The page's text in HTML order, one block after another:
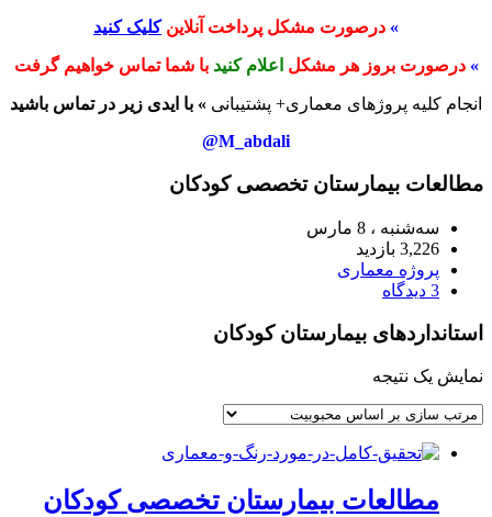
» درصورت مشکل پرداخت آنلاینکلیک کنید
» درصورت بروز هر مشکل اعلام کنید با شما تماس خواهیم گرفت
انجام کلیه پروژهای معماری+ پشتیبانی » با ایدی زیر در تماس باشید
M_abdali@
مطالعات بیمارستان تخصصی کودکان
سه‌شنبه ، 8 مارس
3,226 بازدید
پروژه معماری
3 دیدگاه
استانداردھای بیمارستان کودکان
نمایش یک نتیجه
مطالعات بیمارستان تخصصی کودکان